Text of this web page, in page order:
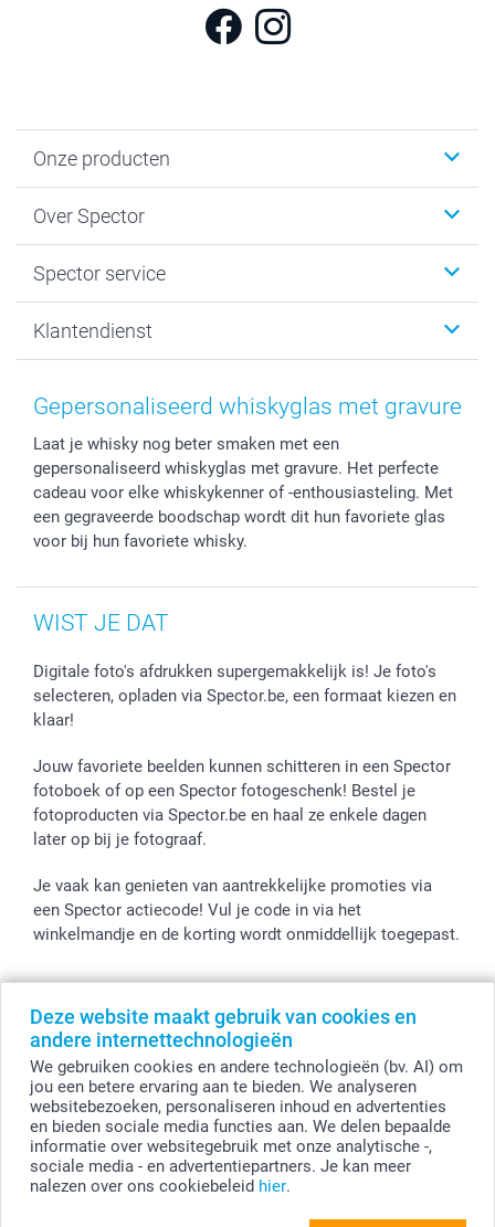
Deze website maakt gebruik van cookies en
andere internettechnologieën
We gebruiken cookies en andere technologieën (bv. AI) om
jou een betere ervaring aan te bieden. We analyseren
websitebezoeken, personaliseren inhoud en advertenties
en bieden sociale media functies aan. We delen bepaalde
informatie over websitegebruik met onze analytische -,
sociale media - en advertentiepartners. Je kan meer
nalezen over ons cookiebeleid hier.
Onze producten
Kaartjes
Fotoboeken
Fotoprints, Fotoposter & Fotoalbum met fotoprints
Fotokaders, Decoratie en Snoepjes
Smartphone cases
Stickers en Etiketten
Over Spector
Sitemap
Privacybeleid
Spector service
smartbonus
Mijn orderstatus
Klantendienst
Gepersonaliseerd whiskyglas met gravure
Laat je whisky nog beter smaken met een
gepersonaliseerd whiskyglas met gravure. Het perfecte
cadeau voor elke whiskykenner of -enthousiasteling. Met
een gegraveerde boodschap wordt dit hun favoriete glas
voor bij hun favoriete whisky.
WIST JE DAT
Digitale foto's afdrukken supergemakkelijk is! Je foto's
selecteren, opladen via Spector.be, een formaat kiezen en
klaar!
Jouw favoriete beelden kunnen schitteren in een Spector
fotoboek of op een Spector fotogeschenk! Bestel je
fotoproducten via Spector.be en haal ze enkele dagen
later op bij je fotograaf.
Je vaak kan genieten van aantrekkelijke promoties via
een Spector actiecode! Vul je code in via het
winkelmandje en de korting wordt onmiddellijk toegepast.
© smartphoto group. Alle rechten voorbehouden
smartphoto group NV.
Kwatrechtsteenweg 160, 9230 Wetteren, België
BTW-nummer BE 0405.706.755
Ondernemingsnummer 0405.706.755.
Bankgegevens: IBAN BE71 2850 2711 5569 - BIC: GEBABEBB
Alle prijzen zijn in EURO (€) inclusief BTW en exclusief verzendkosten.